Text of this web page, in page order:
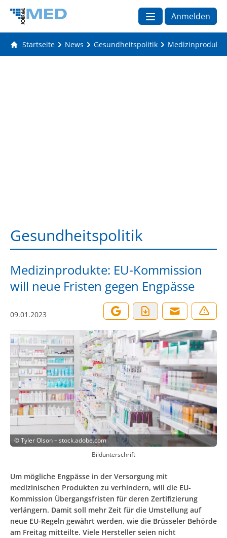
Anmelden
Startseite News Gesundheitspolitik
Gesundheitspolitik
Medizinprodukte: EU-Kommission
will neue Fristen gegen Engpässe
09.01.2023
©Tyler Olson – stock.adobe.com
Bildunterschrift
Um mögliche Engpässe in der Versorgung mit
medizinischen Produkten zu verhindern, will die EU-
Kommission Übergangsfristen für deren Zertifizierung
verlängern. Damit soll mehr Zeit für die Umstellung auf
neue EU-Regeln gewährt werden, wie die Brüsseler Behörde
am Freitag mitteilte. Viele Hersteller seien nicht